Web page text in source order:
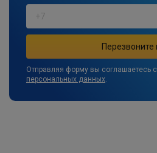
7 020 ₽
Отправляя форму вы соглашаетесь с
персональных данных.